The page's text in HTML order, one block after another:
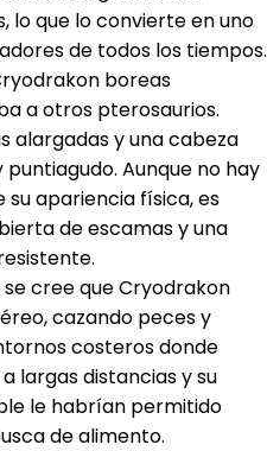
lo que lo convierte en uno
de todos los tiempos.
boreas
a otros pterosaurios.
alargadas y una cabeza
Aunque no hay
apariencia física, es
de escamas y una
se cree que Cryodrakon
cazando peces y
costeros donde
largas distancias y su
le habrían permitido
de alimento.